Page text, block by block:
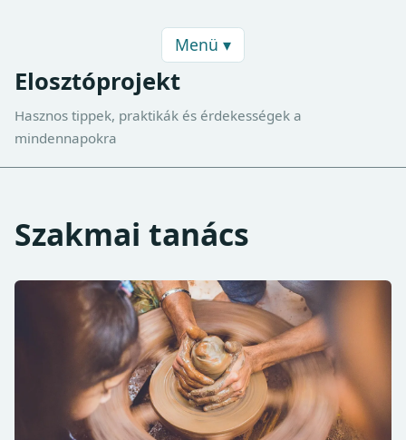
Menü ▾
Elosztóprojekt
Hasznos tippek, praktikák és érdekességek a
mindennapokra
Szakmai tanács